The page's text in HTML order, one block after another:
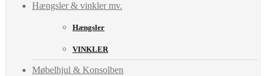
Hængsler & vinkler mv.
Hængsler
VINKLER
Møbelhjul & Konsolben